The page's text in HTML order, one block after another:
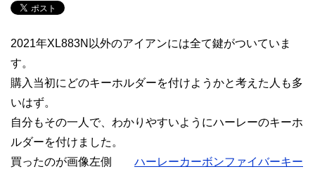
2021年XL883N以外のアイアンには全て鍵がついていま
す。
購入当初にどのキーホルダーを付けようかと考えた人も多
いはず。
自分もその一人で、わかりやすいようにハーレーのキーホ
ルダーを付けました。
買ったのが画像左側 ハーレーカーボンファイバーキー